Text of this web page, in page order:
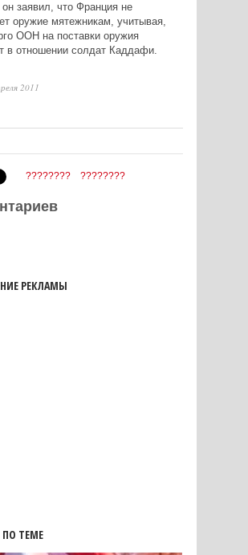
заявил, что Франция не
оружие мятежникам, учитывая,
ООН на поставки оружия
в отношении солдат Каддафи.
2011
???????? ????????
РЕКЛАМЫ
ТЕМЕ